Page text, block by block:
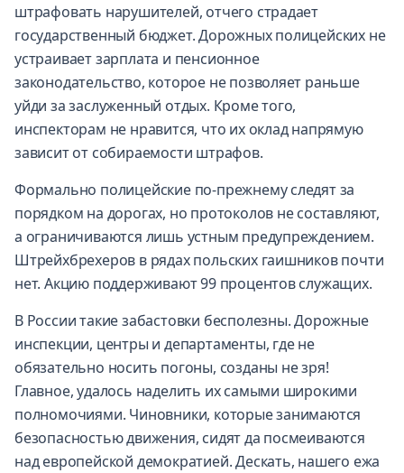
штрафовать нарушителей, отчего страдает
государственный бюджет. Дорожных полицейских не
устраивает зарплата и пенсионное
законодательство, которое не позволяет раньше
уйди за заслуженный отдых. Кроме того,
инспекторам не нравится, что их оклад напрямую
зависит от собираемости штрафов.
Формально полицейские по-прежнему следят за
порядком на дорогах, но протоколов не составляют,
а ограничиваются лишь устным предупреждением.
Штрейхбрехеров в рядах польских гаишников почти
нет. Акцию поддерживают 99 процентов служащих.
В России такие забастовки бесполезны. Дорожные
инспекции, центры и департаменты, где не
обязательно носить погоны, созданы не зря!
Главное, удалось наделить их самыми широкими
полномочиями. Чиновники, которые занимаются
безопасностью движения, сидят да посмеиваются
над европейской демократией. Дескать, нашего ежа